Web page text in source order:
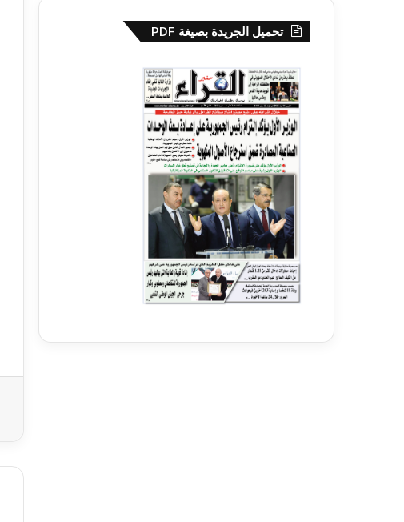
تحميل الجريدة بصيغة PDF